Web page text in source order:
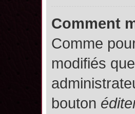
Comment
Comme
modifiés
bouton